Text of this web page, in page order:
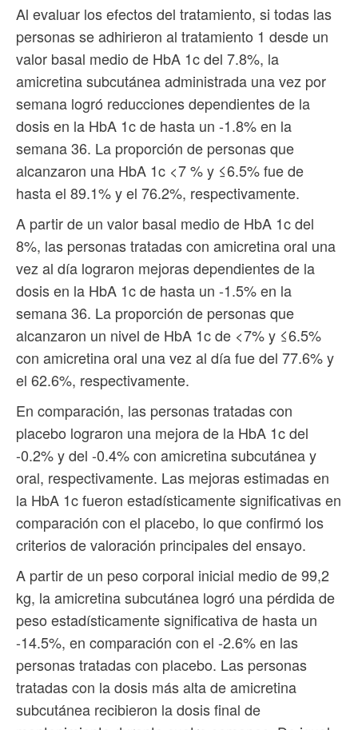
Al evaluar los efectos del tratamiento, si todas las
personas se adhirieron al tratamiento 1 desde un
valor basal medio de HbA 1c del 7.8%, la
amicretina subcutánea administrada una vez por
semana logró reducciones dependientes de la
dosis en la HbA 1c de hasta un -1.8% en la
semana 36. La proporción de personas que
alcanzaron una HbA 1c <7 % y ≤6.5% fue de
hasta el 89.1% y el 76.2%, respectivamente.
A partir de un valor basal medio de HbA 1c del
8%, las personas tratadas con amicretina oral una
vez al día lograron mejoras dependientes de la
dosis en la HbA 1c de hasta un -1.5% en la
semana 36. La proporción de personas que
alcanzaron un nivel de HbA 1c de <7% y ≤6.5%
con amicretina oral una vez al día fue del 77.6% y
el 62.6%, respectivamente.
En comparación, las personas tratadas con
placebo lograron una mejora de la HbA 1c del
-0.2% y del -0.4% con amicretina subcutánea y
oral, respectivamente. Las mejoras estimadas en
la HbA 1c fueron estadísticamente significativas en
comparación con el placebo, lo que confirmó los
criterios de valoración principales del ensayo.
A partir de un peso corporal inicial medio de 99,2
kg, la amicretina subcutánea logró una pérdida de
peso estadísticamente significativa de hasta un
-14.5%, en comparación con el -2.6% en las
personas tratadas con placebo. Las personas
tratadas con la dosis más alta de amicretina
subcutánea recibieron la dosis final de